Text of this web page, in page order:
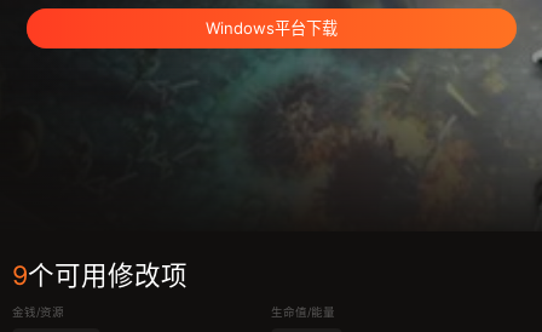
Windows平台下载
9个可用修改项
金钱/资源 生命值/能量